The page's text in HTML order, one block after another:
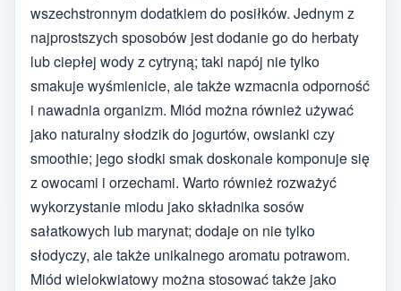
wszechstronnym dodatkiem do posiłków. Jednym z
najprostszych sposobów jest dodanie go do herbaty
lub ciepłej wody z cytryną; taki napój nie tylko
smakuje wyśmienicie, ale także wzmacnia odporność
i nawadnia organizm. Miód można również używać
jako naturalny słodzik do jogurtów, owsianki czy
smoothie; jego słodki smak doskonale komponuje się
z owocami i orzechami. Warto również rozważyć
wykorzystanie miodu jako składnika sosów
sałatkowych lub marynat; dodaje on nie tylko
słodyczy, ale także unikalnego aromatu potrawom.
Miód wielokwiatowy można stosować także jako